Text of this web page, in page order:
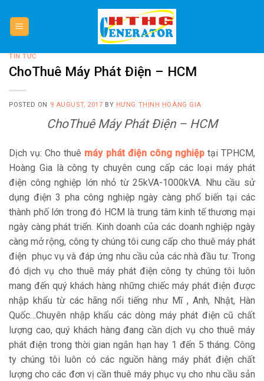
content
TIN TỨC
ChoThuê Máy Phát Điện – HCM
POSTED ON 9 AUGUST, 2017 BY HƯNG THỊNH HOÀNG GIA
ChoThuê Máy Phát Điện – HCM
Dịch vụ: Cho thuê máy phát điện công nghiệptại TPHCM,
Hoàng Gia là công ty chuyên cung cấp các loại máy phát
điện công nghiệp lớn nhỏ từ 25kVA-1000kVA. Nhu cầu sử
dụng điện 3 pha công nghiệp ngày càng phổ biến tại các
thành phố lớn trong đó HCM là trung tâm kinh tế thương mại
ngày càng phát triển. Kinh doanh của các doanh nghiệp ngày
càng mở rộng, công ty chúng tôi cung cấp cho thuê máy phát
điện phục vụ và đáp ứng nhu cầu của các nhà đầu tư. Trong
đó dịch vụ cho thuê máy phát điện công ty chúng tôi luôn
mang đến quý khách hàng những chiếc máy phát điện được
nhập khẩu từ các hãng nổi tiếng như Mĩ , Anh, Nhật, Hàn
Quốc…Chuyên nhập khẩu các dòng máy phát điện cũ chất
lượng cao, quý khách hàng đang cần dịch vụ cho thuê máy
phát điện trong thời gian ngắn hạn hay 1 đến 5 tháng. Công
ty chúng tôi luôn có các nguồn hàng máy phát điện chất
lượng cho các đơn vị cần thuê máy phục vụ cho nhu cầu sản